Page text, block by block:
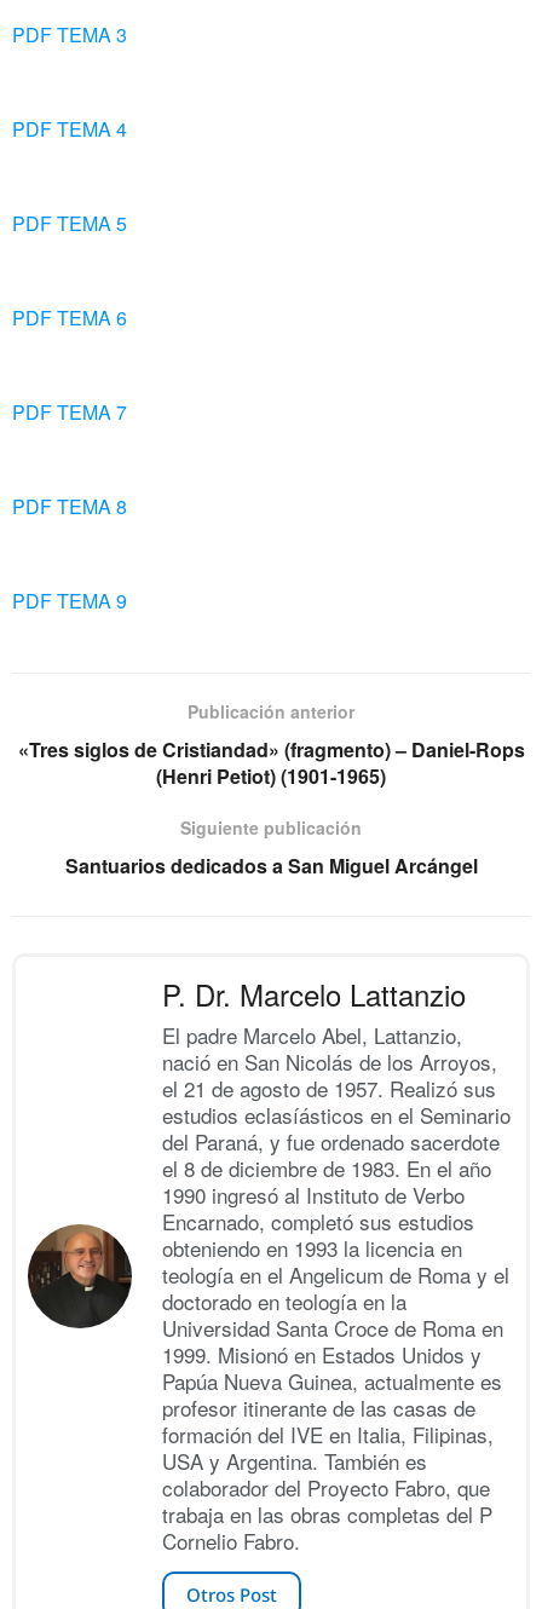
PDF TEMA 3
PDF TEMA 4
PDF TEMA 5
PDF TEMA 6
PDF TEMA 7
PDF TEMA 8
PDF TEMA 9
Publicación anterior
«Tres siglos de Cristiandad» (fragmento) – Daniel-Rops
(Henri Petiot) (1901-1965)
Siguiente publicación
Santuarios dedicados a San Miguel Arcángel
P. Dr. Marcelo Lattanzio
El padre Marcelo Abel, Lattanzio,
nació en San Nicolás de los Arroyos,
el 21 de agosto de 1957. Realizó sus
estudios eclasíásticos en el Seminario
del Paraná, y fue ordenado sacerdote
el 8 de diciembre de 1983. En el año
1990 ingresó al Instituto de Verbo
Encarnado, completó sus estudios
obteniendo en 1993 la licencia en
teología en el Angelicum de Roma y el
doctorado en teología en la
Universidad Santa Croce de Roma en
1999. Misionó en Estados Unidos y
Papúa Nueva Guinea, actualmente es
profesor itinerante de las casas de
formación del IVE en Italia, Filipinas,
USA y Argentina. También es
colaborador del Proyecto Fabro, que
trabaja en las obras completas del P
Cornelio Fabro.
Otros Post